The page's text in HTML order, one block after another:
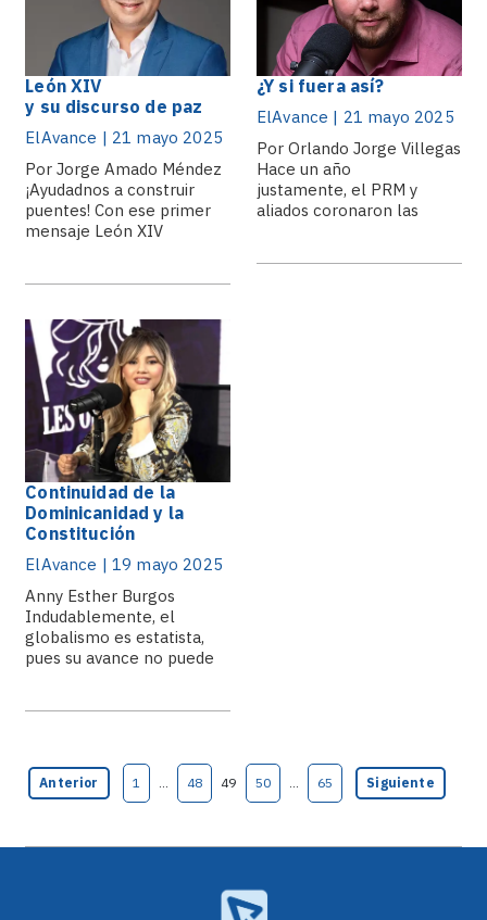
León XIV
y su discurso de paz
ElAvance | 21 mayo 2025
Por Jorge Amado Méndez
¡Ayudadnos a construir
puentes! Con ese primer
mensaje León XIV
¿Y si fuera así?
ElAvance | 21 mayo 2025
Por Orlando Jorge Villegas
​Hace un año
justamente, el PRM y
aliados coronaron las
Continuidad de la
Dominicanidad y la
Constitución
ElAvance | 19 mayo 2025
Anny Esther Burgos
Indudablemente, el
globalismo es estatista,
pues su avance no puede
Anterior 1 … 48 49 50 … 65 Siguiente